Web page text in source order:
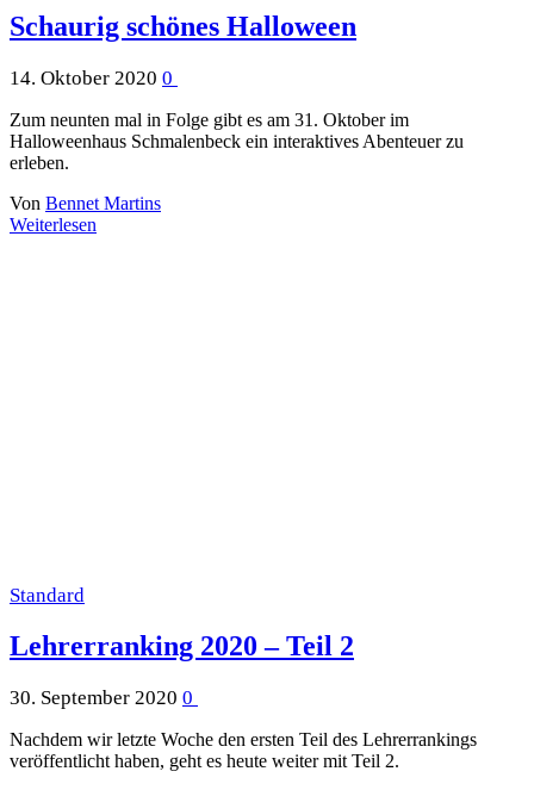
Schaurig schönes Halloween
14. Oktober 2020 0
Zum neunten mal in Folge gibt es am 31. Oktober im
Halloweenhaus Schmalenbeck ein interaktives Abenteuer zu
erleben.
Von Bennet Martins
Weiterlesen
Standard
Lehrerranking 2020 – Teil 2
30. September 2020 0
Nachdem wir letzte Woche den ersten Teil des Lehrerrankings
veröffentlicht haben, geht es heute weiter mit Teil 2.